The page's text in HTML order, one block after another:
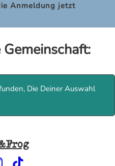
Anmeldung jetzt
Die Deiner Auswahl